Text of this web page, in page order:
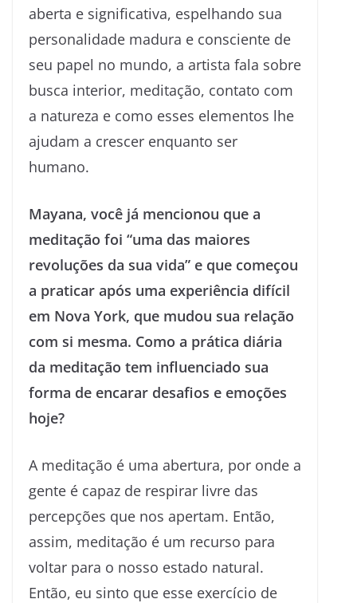
aberta e significativa, espelhando sua
personalidade madura e consciente de
seu papel no mundo, a artista fala sobre
busca interior, meditação, contato com
a natureza e como esses elementos lhe
ajudam a crescer enquanto ser
humano.
Mayana, você já mencionou que a
meditação foi “uma das maiores
revoluções da sua vida” e que começou
a praticar após uma experiência difícil
em Nova York, que mudou sua relação
com si mesma. Como a prática diária
da meditação tem influenciado sua
forma de encarar desafios e emoções
hoje?
A meditação é uma abertura, por onde a
gente é capaz de respirar livre das
percepções que nos apertam. Então,
assim, meditação é um recurso para
voltar para o nosso estado natural.
Então, eu sinto que esse exercício de